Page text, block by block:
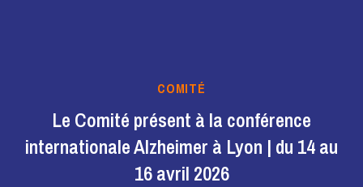
COMITÉ
Le Comité présent à la conférence
internationale Alzheimer à Lyon | du 14 au
16 avril 2026